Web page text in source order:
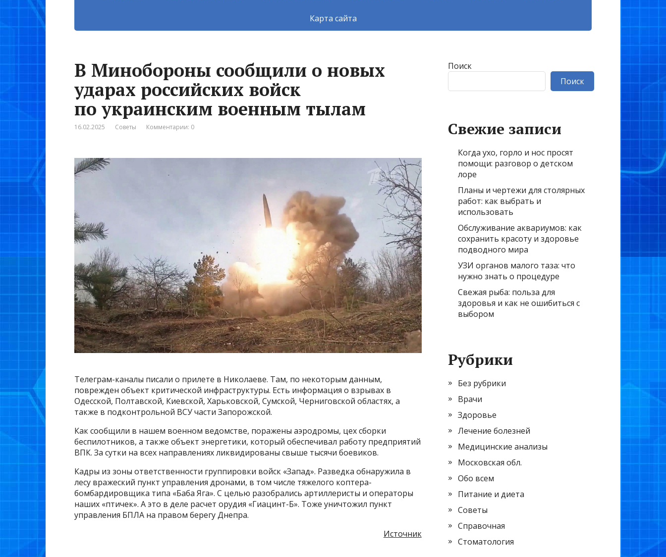
Карта сайта
В Минобороны сообщили о новых
ударах российских войск
по украинским военным тылам
16.02.2025 Советы Комментарии: 0
Телеграм-каналы писали о прилете в Николаеве. Там, по некоторым данным,
поврежден объект критической инфраструктуры. Есть информация о взрывах в
Одесской, Полтавской, Киевской, Харьковской, Сумской, Черниговской областях, а
также в подконтрольной ВСУ части Запорожской.
Как сообщили в нашем военном ведомстве, поражены аэродромы, цех сборки
беспилотников, а также объект энергетики, который обеспечивал работу предприятий
ВПК. За сутки на всех направлениях ликвидированы свыше тысячи боевиков.
Кадры из зоны ответственности группировки войск «Запад». Разведка обнаружила в
лесу вражеский пункт управления дронами, в том числе тяжелого коптера-
бомбардировщика типа «Баба Яга». С целью разобрались артиллеристы и операторы
наших «птичек». А это в деле расчет орудия «Гиацинт-Б». Тоже уничтожил пункт
управления БПЛА на правом берегу Днепра.
Источник
Поиск
Поиск
Свежие записи
Когда ухо, горло и нос просят
помощи: разговор о детском
лоре
Планы и чертежи для столярных
работ: как выбрать и
использовать
Обслуживание аквариумов: как
сохранить красоту и здоровье
подводного мира
УЗИ органов малого таза: что
нужно знать о процедуре
Свежая рыба: польза для
здоровья и как не ошибиться с
выбором
Рубрики
Без рубрики
Врачи
Здоровье
Лечение болезней
Медицинские анализы
Московская обл.
Обо всем
Питание и диета
Советы
Справочная
Стоматология